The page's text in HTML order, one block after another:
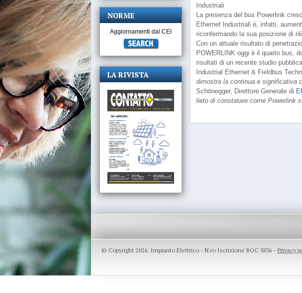
Industriali
La presenza del bus Powerlink
Ethernet Industriali è, infatti,
riconfermando la sua posizione di
Con un attuale risultato di
POWERLINK oggi è il quarto bus,
risultati di un recente studio
Industrial Ethernet & Fieldbus
dimostra la continua e significativa
Schönegger, Direttore Generale di
lieto di constatare come Powerlink
NORME
Aggiornamenti dal CEI
LA RIVISTA
© Copyright 2026. Impianto Elettrico - N.ro Iscrizione ROC 5836 - Privacy